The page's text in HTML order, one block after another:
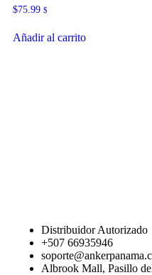
$75.99 $
Añadir al carrito
Distribuidor Autorizado
+507 66935946
Albrook Mall, Pasillo